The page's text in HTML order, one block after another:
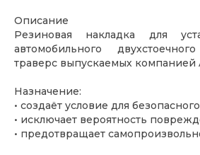
Описание
Резиновая накладка для
автомобильного
траверс выпускаемых компанией
Назначение:
• создаёт условие для
• исключает вероятность
• предотвращает